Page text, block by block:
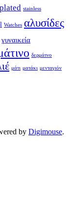
stainless
Watches αλυσίδες
γυναικεία
δερμάτνο
μάτι ματάκι μενταγιόν
by Digimouse.